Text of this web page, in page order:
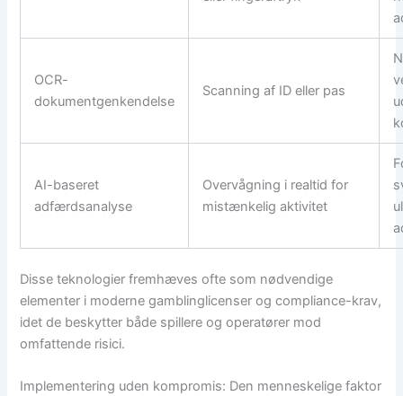
OCR-
dokumentgenkendelse
Scanning af ID eller pas
AI-baseret
adfærdsanalyse
Overvågning i realtid for
mistænkelig aktivitet
Disse teknologier fremhæves ofte som nødvendige
elementer i moderne gamblinglicenser og compliance-krav,
idet de beskytter både spillere og operatører mod
omfattende risici.
Implementering uden kompromis: Den menneskelige faktor